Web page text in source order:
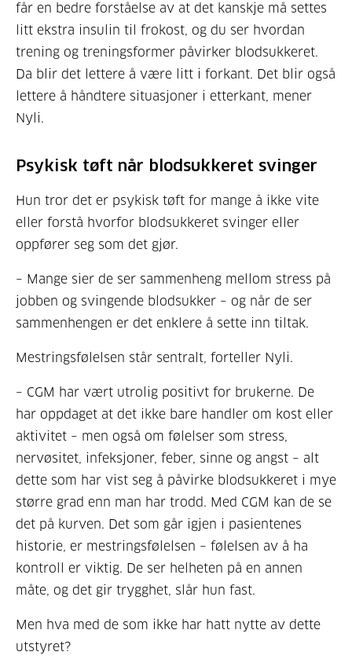
får en bedre forståelse av at det kanskje må settes
litt ekstra insulin til frokost, og du ser hvordan
trening og treningsformer påvirker blodsukkeret.
Da blir det lettere å være litt i forkant. Det blir også
lettere å håndtere situasjoner i etterkant, mener
Nyli.
Psykisk tøft når blodsukkeret svinger
Hun tror det er psykisk tøft for mange å ikke vite
eller forstå hvorfor blodsukkeret svinger eller
oppfører seg som det gjør.
– Mange sier de ser sammenheng mellom stress på
jobben og svingende blodsukker – og når de ser
sammenhengen er det enklere å sette inn tiltak.
Mestringsfølelsen står sentralt, forteller Nyli.
– CGM har vært utrolig positivt for brukerne. De
har oppdaget at det ikke bare handler om kost eller
aktivitet – men også om følelser som stress,
nervøsitet, infeksjoner, feber, sinne og angst – alt
dette som har vist seg å påvirke blodsukkeret i mye
større grad enn man har trodd. Med CGM kan de se
det på kurven. Det som går igjen i pasientenes
historie, er mestringsfølelsen – følelsen av å ha
kontroll er viktig. De ser helheten på en annen
måte, og det gir trygghet, slår hun fast.
Men hva med de som ikke har hatt nytte av dette
utstyret?